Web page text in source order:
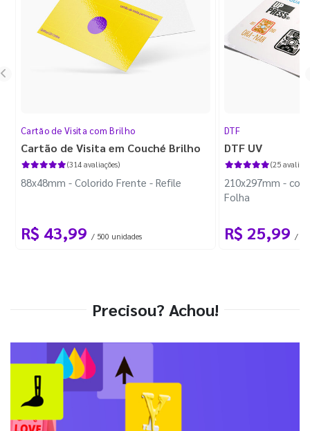
Cartão de Visita com Brilho
Cartão de Visita em Couché Brilho
(314 avaliações)
88x48mm - Colorido Frente - Refile
R$ 43,99 / 500 unidades
DTF
DTF UV
(25
210x297mm -
Folha
R$ 25,99 / 1
Precisou? Achou!